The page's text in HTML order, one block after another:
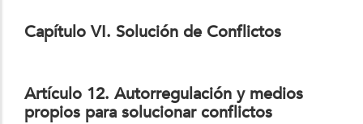
Capítulo VI. Solución de Conflictos
Artículo 12. Autorregulación y medios
propios para solucionar conflictos